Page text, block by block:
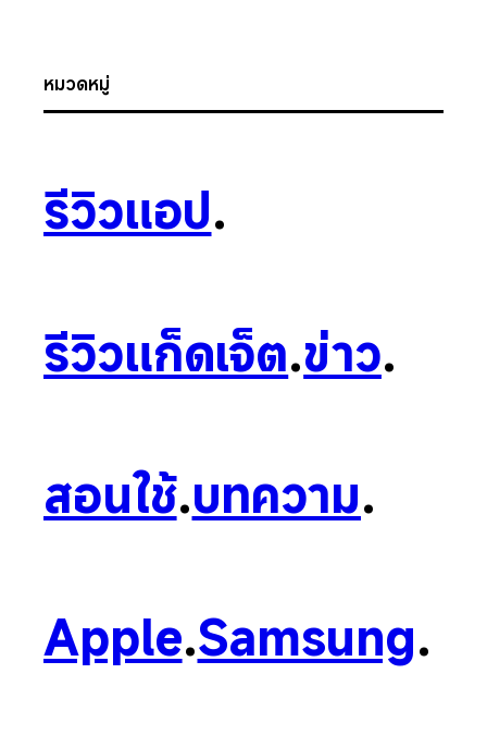
หมวดหมู่
รีวิวแอป.
รีวิวแก็ดเจ็ต.ข่าว.
สอนใช้.บทความ.
Apple.Samsung.